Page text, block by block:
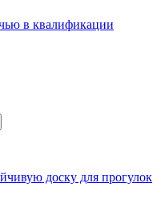
в квалификации
доску для прогулок